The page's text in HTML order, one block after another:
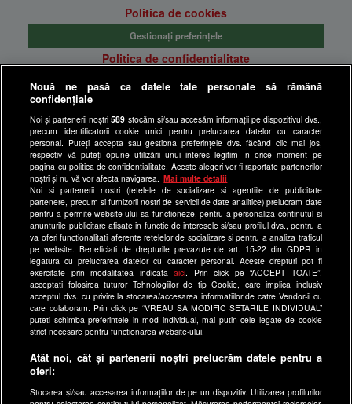
Politica de cookies
Gestionați preferințele
Politica de confidentialitate
Anunturi gratuite pe Lajumate.ro
Program Happy Channel
Echipa editorială
Site-uri Antena Group
a1.ro
antenastars.ro
as.ro
catine.ro
chefi.ro
deparinti.ro
medicool.ro
spynews.ro
useit.ro
Nouă ne pasă ca datele tale personale să rămână
confidențiale
Noi și partenerii noștri589 stocăm și/sau accesăm informații pe dispozitivul dvs.,
precum identificatorii cookie unici pentru prelucrarea datelor cu caracter
personal. Puteți accepta sau gestiona preferințele dvs. făcând clic mai jos,
respectiv vă puteți opune utilizării unui interes legitim în orice moment pe
pagina cu politica de confidențialitate. Aceste alegeri vor fi raportate partenerilor
noștri și nu vă vor afecta navigarea.
Mai multe detalii
Noi si partenerii nostri (retelele de socializare si agentiile de publicitate
partenere, precum si furnizorii nostri de servicii de date analitice) prelucram date
pentru a permite website-ului sa functioneze, pentru a personaliza continutul si
anunturile publicitare afisate in functie de interesele si/sau profilul dvs., pentru a
va oferi functionalitati aferente retelelor de socializare si pentru a analiza traficul
pe website. Beneficiati de drepturile prevazute de art. 15-22 din GDPR in
legatura cu prelucrarea datelor cu caracter personal. Aceste drepturi pot fi
exercitate prin modalitatea indicataaici . Prin click pe “ACCEPT TOATE”,
acceptati folosirea tuturor Tehnologiilor de tip Cookie, care implica inclusiv
acceptul dvs. cu privire la stocarea/accesarea informatiilor de catre Vendor-ii cu
care colaboram. Prin click pe “VREAU SA MODIFIC SETARILE INDIVIDUAL”
puteti schimba preferintele in mod individual, mai putin cele legate de cookie
strict necesare pentru functionarea website-ului.
Atât noi, cât și partenerii noștri prelucrăm datele pentru a
oferi:
Stocarea și/sau accesarea informațiilor de pe un dispozitiv. Utilizarea profilurilor